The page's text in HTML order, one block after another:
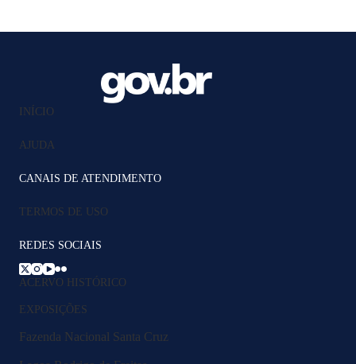
INÍCIO
AJUDA
CANAIS DE ATENDIMENTO
TERMOS DE USO
REDES SOCIAIS
ACERVO HISTÓRICO
EXPOSIÇÕES
Fazenda Nacional Santa Cruz